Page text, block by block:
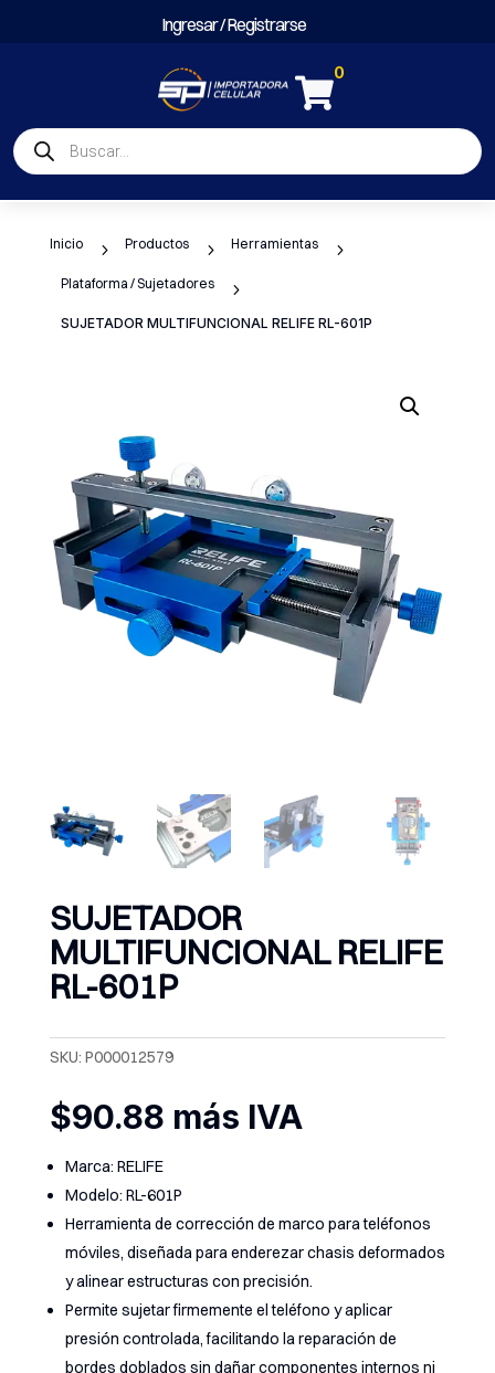
Ingresar / Registrarse

0
Búsqueda
de
productos
Inicio 5 Productos 5 Herramientas 5
Plataforma / Sujetadores 5
SUJETADOR MULTIFUNCIONAL RELIFE RL-601P
SUJETADOR
MULTIFUNCIONAL RELIFE
RL-601P
SKU: P000012579
$90.88 más IVA
Marca: RELIFE
Modelo: RL-601P
Herramienta de corrección de marco para teléfonos
móviles, diseñada para enderezar chasis deformados
y alinear estructuras con precisión.
Permite sujetar firmemente el teléfono y aplicar
presión controlada, facilitando la reparación de
bordes doblados sin dañar componentes internos ni